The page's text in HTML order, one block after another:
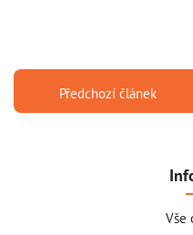
Předchozí článek
Vše